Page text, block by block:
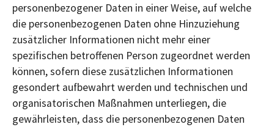
personenbezogener Daten in einer Weise, auf welche
die personenbezogenen Daten ohne Hinzuziehung
zusätzlicher Informationen nicht mehr einer
spezifischen betroffenen Person zugeordnet werden
können, sofern diese zusätzlichen Informationen
gesondert aufbewahrt werden und technischen und
organisatorischen Maßnahmen unterliegen, die
gewährleisten, dass die personenbezogenen Daten